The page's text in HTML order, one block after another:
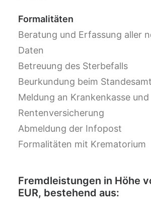
Formalitäten
Beratung und Erfassung aller
Daten
Betreuung des Sterbefalls
Beurkundung beim Standesamt
Meldung an Krankenkasse und
Rentenversicherung
Abmeldung der Infopost
Formalitäten mit Krematorium
Fremdleistungen in Höhe
EUR, bestehend aus: